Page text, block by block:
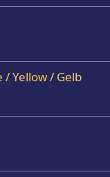
Yellow / Gelb